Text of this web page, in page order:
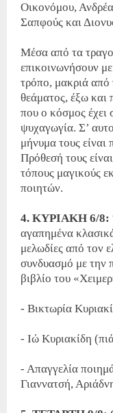
Οικονόμου,
Σαπφούς και
Μέσα από τα
επικοινωνήσουν
τρόπο, μακριά από
θεάματος, έξω και
που ο κόσμος έχει
ψυχαγωγία. Σ’
μήνυμα τους
Πρόθεσή τους
τόπους μαγικούς
ποιητών.
4. ΚΥΡΙΑΚΗ 6/8:
αγαπημένα
μελωδίες από τον
συνδυασμό με την
βιβλίο του
- Βικτωρία
- Ιώ Κυριακίδη
- Απαγγελία
Γιαννατσή,